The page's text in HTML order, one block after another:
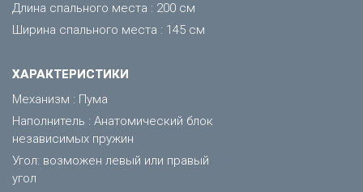
Длина спального места : 200 см
Ширина спального места : 145 см
ХАРАКТЕРИСТИКИ
Механизм : Пума
Наполнитель : Анатомический блок
независимых пружин
Угол: возможен левый или правый
угол